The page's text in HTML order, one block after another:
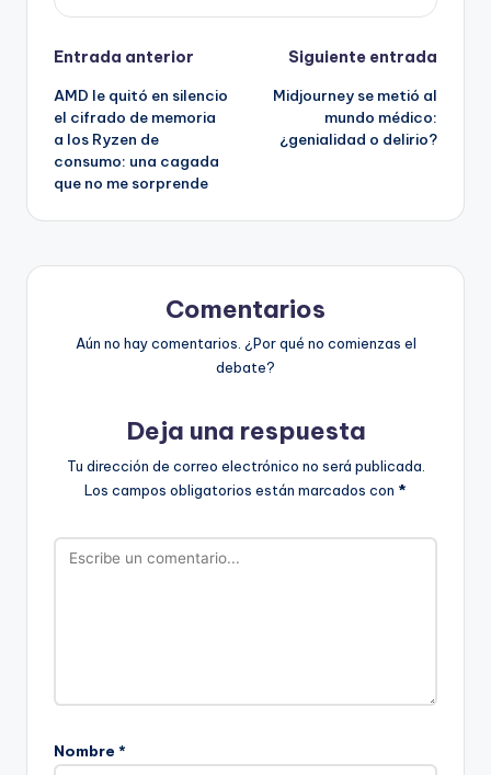
Navegación
de
entradas
Entrada anterior
AMD le quitó en silencio
el cifrado de memoria
a los Ryzen de
consumo: una cagada
que no me sorprende
Siguiente entrada
Midjourney se metió al
mundo médico:
¿genialidad o delirio?
Comentarios
Aún no hay comentarios. ¿Por qué no comienzas el
debate?
Deja una respuesta
Tu dirección de correo electrónico no será publicada.
Los campos obligatorios están marcados con *
Nombre *